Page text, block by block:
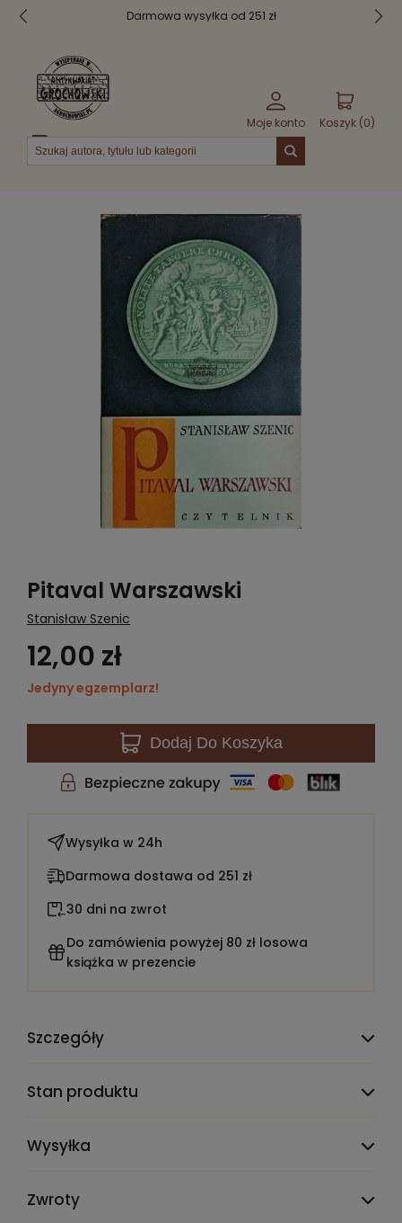
Darmowa wysyłka od 251 zł
Moje konto Koszyk (0)
Menu
Pitaval Warszawski
Stanisław Szenic
12,00 zł
Jedyny egzemplarz!
Dodaj Do Koszyka
Wysyłka w 24h
Darmowa dostawa od 251 zł
30 dni na zwrot
Do zamówienia powyżej 80 zł losowa
książka w prezencie
Szczegóły
Rok wydania:
Wydawnictwo:
Stan produktu
Wysyłka
Zwroty